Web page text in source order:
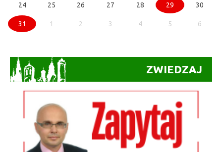
24 25 26 27 28 29 30
31 1 2 3 4 5 6
ZWIEDZAJ